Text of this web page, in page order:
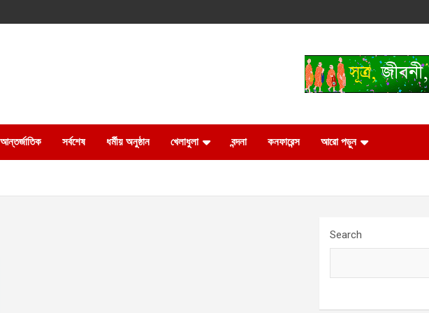
আন্তর্জাতিক সর্বশেষ ধর্মীয় অনুষ্ঠান খেলাধুলা বন্দনা কনফারেন্স আরো পড়ুন
Search